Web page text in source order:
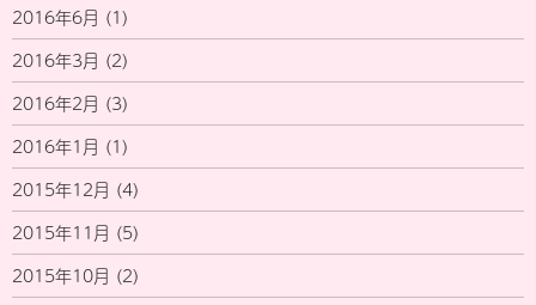
2016年6月 (1)
2016年3月 (2)
2016年2月 (3)
2016年1月 (1)
2015年12月 (4)
2015年11月 (5)
2015年10月 (2)